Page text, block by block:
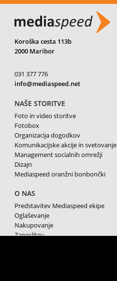
Koroška cesta 113b
2000 Maribor
031 377 776
info@mediaspeed.net
NAŠE STORITVE
Foto in video storitve
Fotobox
Organizacija dogodkov
Komunikacijske akcije in svetovanje
Management socialnih omrežji
Dizajn
Mediaspeed oranžni bonbončki
O NAS
Predstavitev Mediaspeed ekipe
Oglaševanje
Nakupovanje
Zaposlitev